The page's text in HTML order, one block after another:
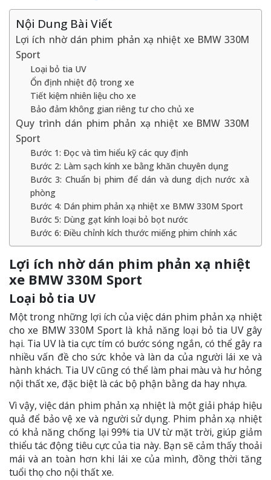
Nội Dung Bài Viết
Lợi ích nhờ dán phim phản xạ nhiệt xe BMW 330M
Sport
Loại bỏ tia UV
Ổn định nhiệt độ trong xe
Tiết kiệm nhiên liệu cho xe
Bảo đảm không gian riêng tư cho chủ xe
Quy trình dán phim phản xạ nhiệt xe BMW 330M
Sport
Bước 1: Đọc và tìm hiểu kỹ các quy định
Bước 2: Làm sạch kính xe bằng khăn chuyên dụng
Bước 3: Chuẩn bị phim để dán và dung dịch nước xà
phòng
Bước 4: Dán phim phản xạ nhiệt xe BMW 330M Sport
Bước 5: Dùng gạt kính loại bỏ bọt nước
Bước 6: Điều chỉnh kích thước miếng phim chính xác
Lợi ích nhờ dán phim phản xạ nhiệt
xe BMW 330M Sport
Loại bỏ tia UV
Một trong những lợi ích của việc dán phim phản xạ nhiệt
cho xe BMW 330M Sport là khả năng loại bỏ tia UV gây
hại. Tia UV là tia cực tím có bước sóng ngắn, có thể gây ra
nhiều vấn đề cho sức khỏe và làn da của người lái xe và
hành khách. Tia UV cũng có thể làm phai màu và hư hỏng
nội thất xe, đặc biệt là các bộ phận bằng da hay nhựa.
Vì vậy, việc dán phim phản xạ nhiệt là một giải pháp hiệu
quả để bảo vệ xe và người sử dụng. Phim phản xạ nhiệt
có khả năng chống lại 99% tia UV từ mặt trời, giúp giảm
thiểu tác động tiêu cực của tia này. Bạn sẽ cảm thấy thoải
mái và an toàn hơn khi lái xe của mình, đồng thời tăng
tuổi thọ cho nội thất xe.